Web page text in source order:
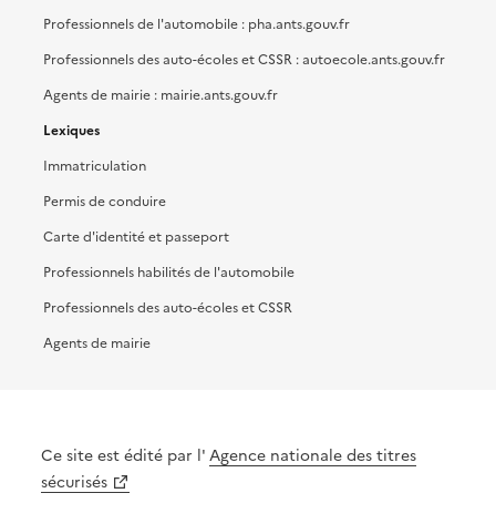
Professionnels de l'automobile : pha.ants.gouv.fr
Professionnels des auto-écoles et CSSR : autoecole.ants.gouv.fr
Agents de mairie : mairie.ants.gouv.fr
Lexiques
Immatriculation
Permis de conduire
Carte d'identité et passeport
Professionnels habilités de l'automobile
Professionnels des auto-écoles et CSSR
Agents de mairie
Ce site est édité par l'Agence nationale des titres
sécurisés